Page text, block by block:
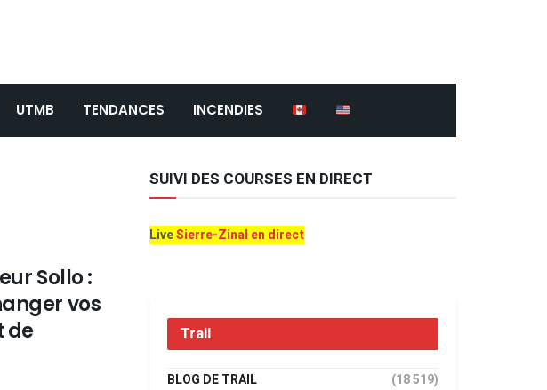
UTMB TENDANCES INCENDIES
Sollo :
vos
de
SUIVI DES COURSES EN DIRECT
LiveSierre-Zinal en direct
Trail
BLOG DE TRAIL (18 519)